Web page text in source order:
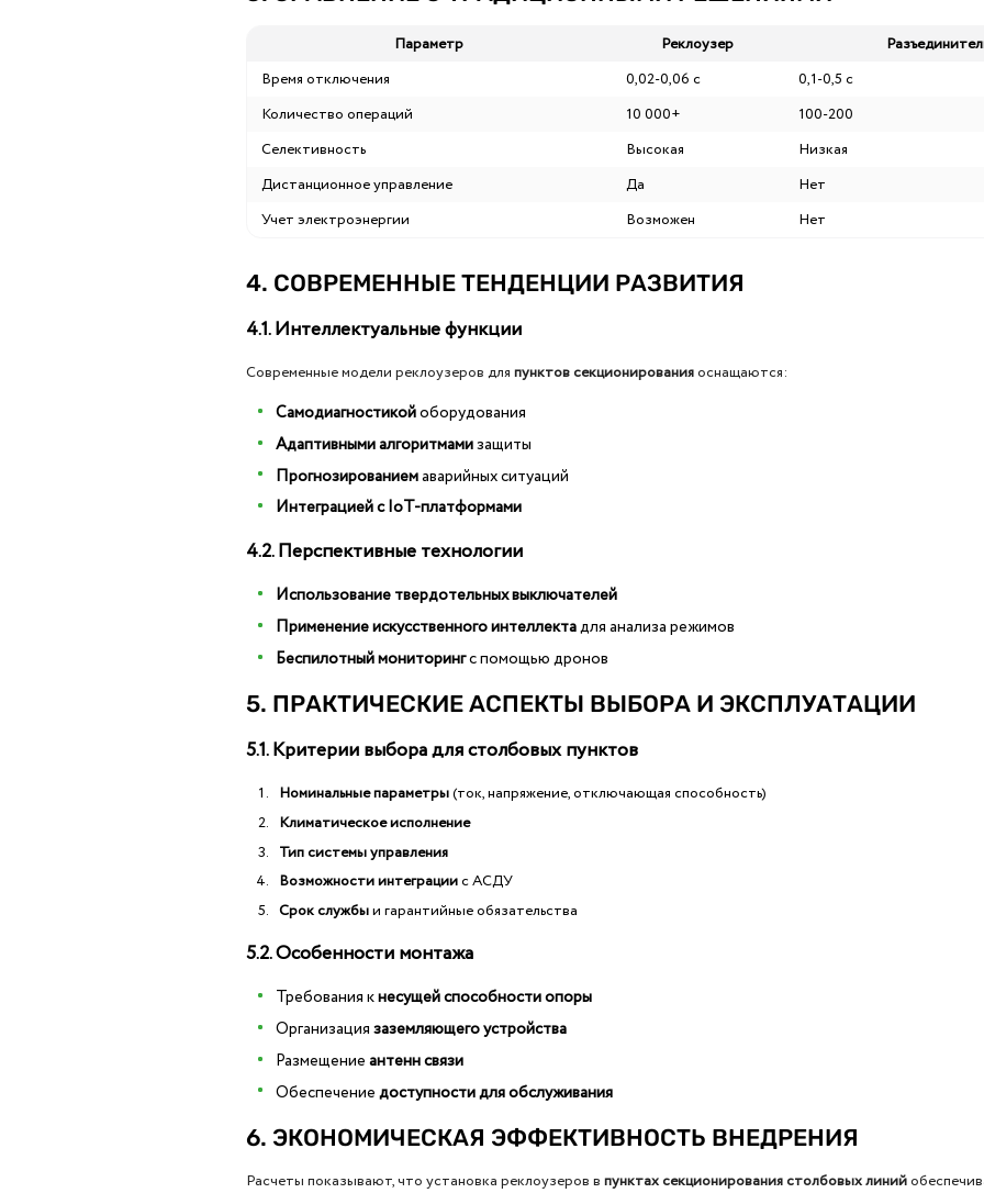
Параметр Реклоузер
Время отключения
0,02-0,06 с
0,1-0,5 с
Количество операций
10 000+
100-200
Селективность
Высокая
Низкая
Дистанционное управление
Да
Нет
Учет электроэнергии
Возможен Нет
4. СОВРЕМЕННЫЕ ТЕНДЕНЦИИ РАЗВИТИЯ
4.1. Интеллектуальные функции
Современные модели реклоузеров для пунктов секционированияоснащаются:
Самодиагностикойоборудования
Адаптивными алгоритмамизащиты
Прогнозированиемаварийных ситуаций
Интеграцией с IoT-платформами
4.2. Перспективные технологии
Использование твердотельных выключателей
Применение искусственного интеллектадля анализа режимов
Беспилотный мониторингс помощью дронов
5. ПРАКТИЧЕСКИЕ АСПЕКТЫ ВЫБОРА И ЭКСПЛУАТАЦИИ
5.1. Критерии выбора для столбовых пунктов
Номинальные параметры(ток, напряжение, отключающая способность)
Климатическое исполнение
Тип системы управления
Возможности интеграциис АСДУ
Срок службыи гарантийные обязательства
5.2. Особенности монтажа
Требования кнесущей способности опоры
Организациязаземляющего устройства
Размещениеантенн связи
Обеспечениедоступности для обслуживания
6. ЭКОНОМИЧЕСКАЯ ЭФФЕКТИВНОСТЬ ВНЕДРЕНИЯ
Расчеты показывают, что установка реклоузеров в пунктах секционирования столбовых линий